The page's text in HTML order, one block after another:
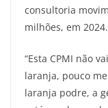
consultoria
milhões, em 2024.
“Esta CPMI não
laranja, pouco
laranja podre, a